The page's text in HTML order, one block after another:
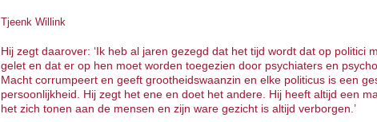
Tjeenk Willink
Hij zegt daarover: ‘Ik heb al jaren gezegd dat het tijd wordt dat op politici
gelet en dat er op hen moet worden toegezien door psychiaters en
Macht corrumpeert en geeft grootheidswaanzin en elke politicus is een
persoonlijkheid. Hij zegt het ene en doet het andere. Hij heeft altijd een
het zich tonen aan de mensen en zijn ware gezicht is altijd verborgen.’